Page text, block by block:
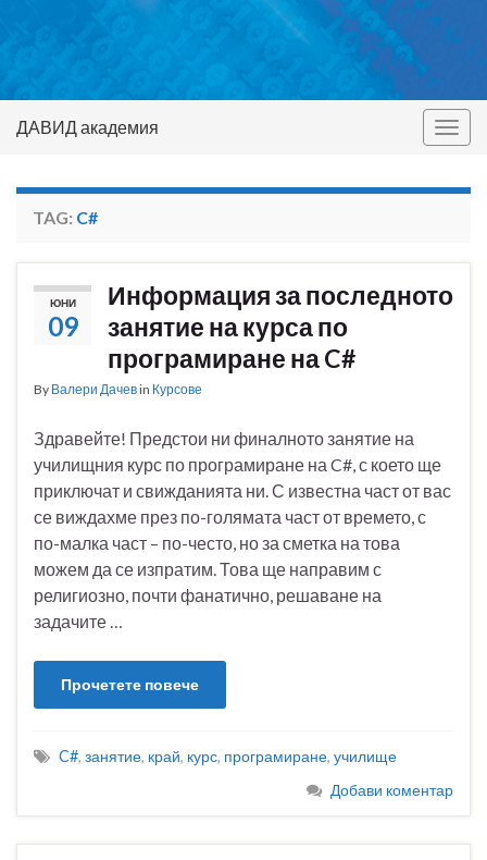
ДАВИД академия
TAG: C#
ЮНИ
09
Информация за последното
занятие на курса по
програмиране на C#
By Валери Дачевin Курсове
Здравейте! Предстои ни финалното занятие на
училищния курс по програмиране на C#, с което ще
приключат и свижданията ни. С известна част от вас
се виждахме през по-голямата част от времето, с
по-малка част – по-често, но за сметка на това
можем да се изпратим. Това ще направим с
религиозно, почти фанатично, решаване на
задачите …
Прочетете повече
C#, занятие, край, курс, програмиране, училище
Добави коментар